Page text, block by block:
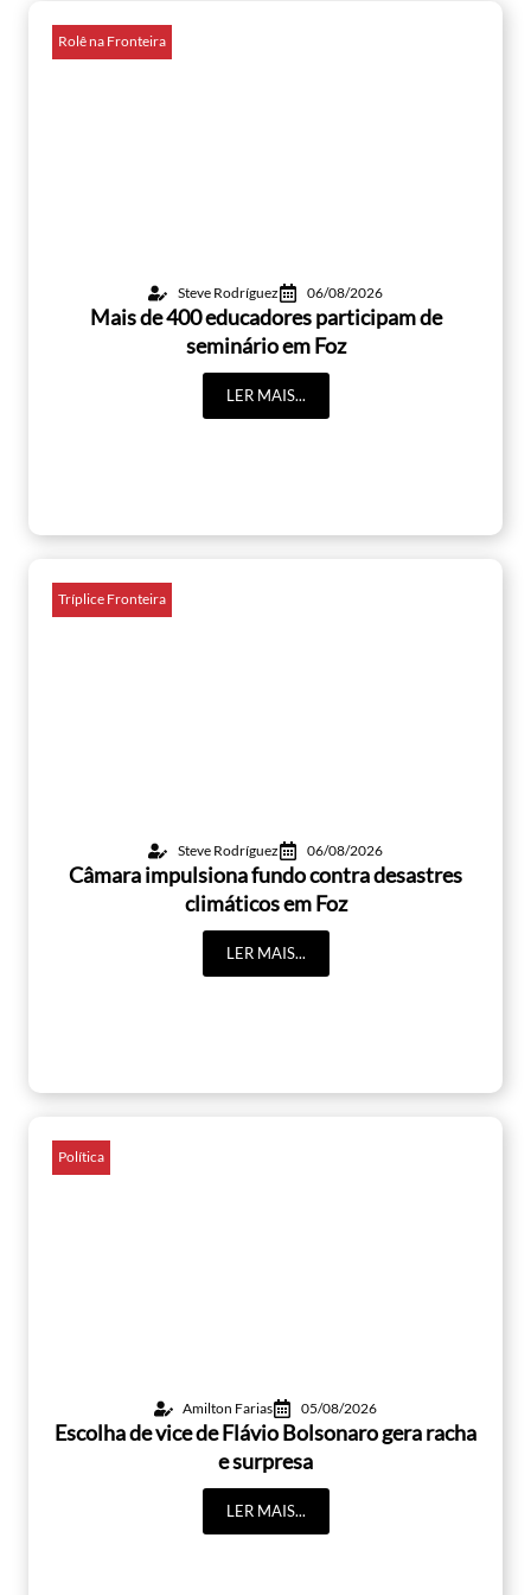
Rolê na Fronteira
Steve Rodríguez 06/08/2026
Mais de 400 educadores participam de
seminário em Foz
LER MAIS...
Tríplice Fronteira
Steve Rodríguez 06/08/2026
Câmara impulsiona fundo contra desastres
climáticos em Foz
LER MAIS...
Política
Amilton Farias 05/08/2026
Escolha de vice de Flávio Bolsonaro gera racha
e surpresa
LER MAIS...